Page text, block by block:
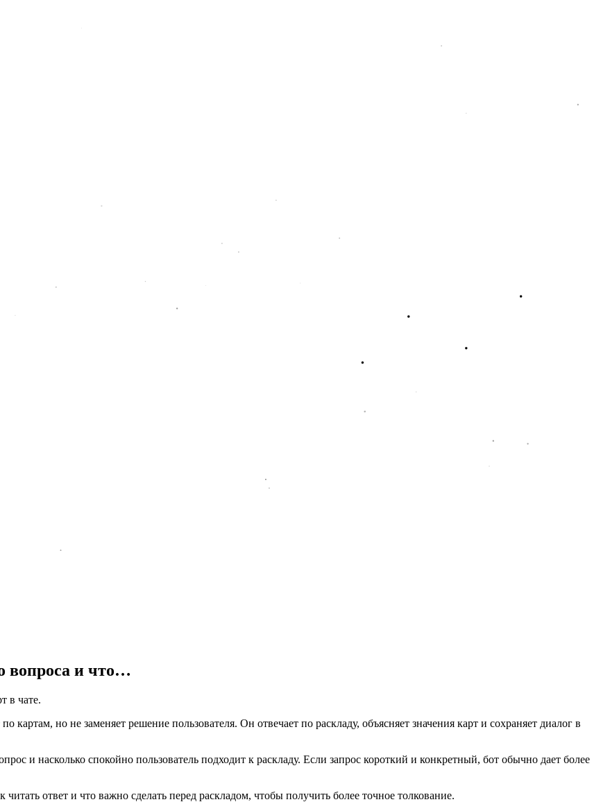
вопроса и что…
в чате.
картам, но не заменяет решение пользователя. Он отвечает по раскладу, объясняет значения карт и сохраняет диалог в
и насколько спокойно пользователь подходит к раскладу. Если запрос короткий и конкретный, бот обычно дает более
читать ответ и что важно сделать перед раскладом, чтобы получить более точное толкование.